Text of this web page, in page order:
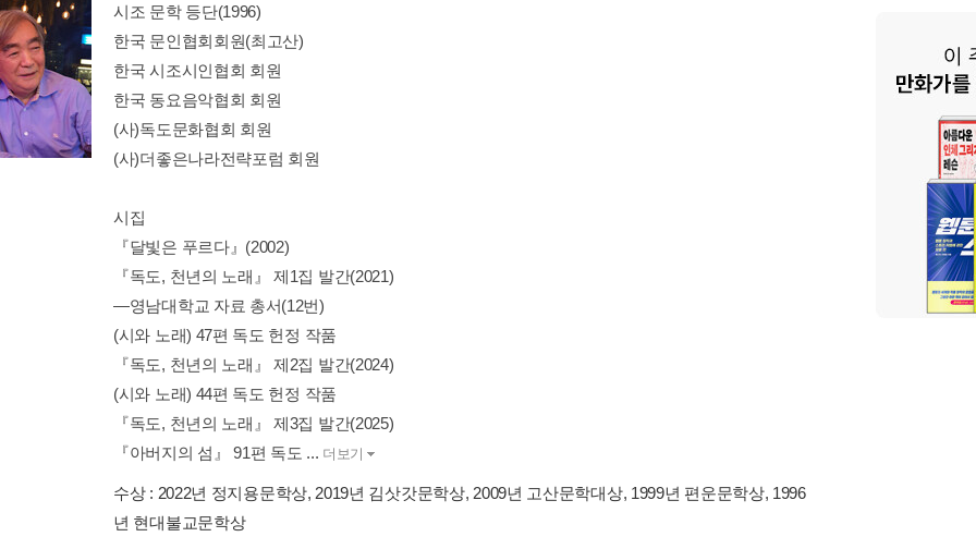
시조 문학 등단(1996)
한국 문인협회회원(최고산)
한국 시조시인협회 회원
한국 동요음악협회 회원
(사)독도문화협회 회원
(사)더좋은나라전략포럼 회원
시집
『달빛은 푸르다』(2002)
『독도, 천년의 노래』 제1집 발간(2021)
―영남대학교 자료 총서(12번)
(시와 노래) 47편 독도 헌정 작품
『독도, 천년의 노래』 제2집 발간(2024)
(시와 노래) 44편 독도 헌정 작품
『독도, 천년의 노래』 제3집 발간(2025)
『아버지의 섬』 91편 독도 ... 더보기
수상 : 2022년 정지용문학상, 2019년 김삿갓문학상, 2009년 고산문학대상, 1999년 편운문학상, 1996
년 현대불교문학상